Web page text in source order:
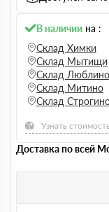
В наличии на :
Склад Химки
Склад Мытищи
Склад Люблино
Склад Митино
Склад
Узнать
Доставка по всей